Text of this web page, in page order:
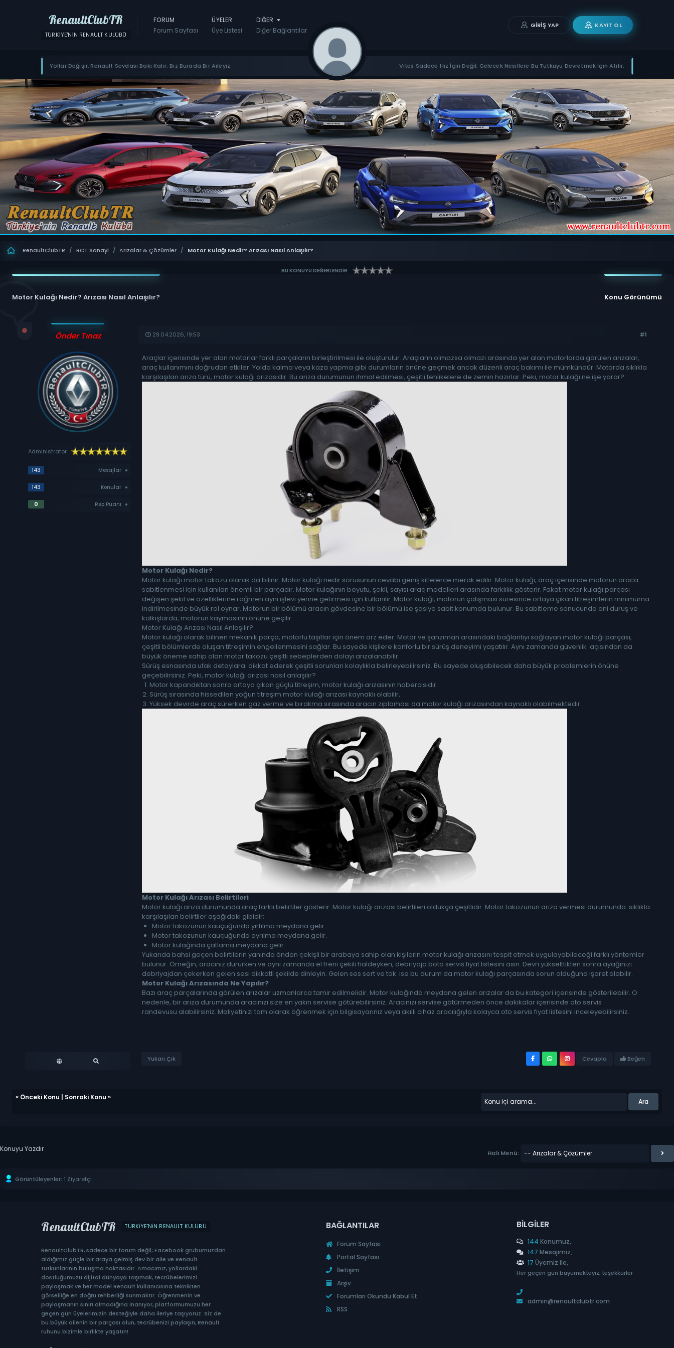
RenaultClubTR
TÜRKIYE'NIN RENAULT KULÜBÜ
FORUM
Forum Sayfası
ÜYELER
Üye Listesi
DIĞER
Diğer Bağlantılar
GIRIŞ YAP KAYIT OL
Yollar Değişir, Renault Sevdası Baki Kalır; Biz Burada Bir Aileyiz. Vites Sadece Hız İçin Değil, Gelecek Nesillere Bu Tutkuyu Devretmek İçin Atılır.
RenaultClubTR / RCT Sanayi / Arızalar & Çözümler / Motor Kulağı Nedir? Arızası Nasıl Anlaşılır?
BU KONUYU DEĞERLENDİR
Konu Görünümü
Motor Kulağı Nedir? Arızası Nasıl Anlaşılır?
Önder Tınaz
Administrator
143 Mesajlar
143 Konular
0 Rep Puanı
29.04.2026, 19:53 #1
Araçlar içerisinde yer alan motorlar farklı parçaların birleştirilmesi ile oluşturulur. Araçların olmazsa olmazı arasında yer alan motorlarda görülen arızalar,
araç kullanımını doğrudan etkiler. Yolda kalma veya kaza yapma gibi durumların önüne geçmek ancak düzenli araç bakımı ile mümkündür. Motorda sıklıkla
karşılaşılan arıza türü, motor kulağı arızasıdır. Bu arıza durumunun ihmal edilmesi, çeşitli tehlikelere de zemin hazırlar. Peki, motor kulağı ne işe yarar?
Motor Kulağı Nedir?
Motor kulağı motor takozu olarak da bilinir. Motor kulağı nedir sorusunun cevabı geniş kitlelerce merak edilir. Motor kulağı, araç içerisinde motorun araca
sabitlenmesi için kullanılan önemli bir parçadır. Motor kulağının boyutu, şekli, sayısı araç modelleri arasında farklılık gösterir. Fakat motor kulağı parçası
değişen şekil ve özelliklerine rağmen aynı işlevi yerine getirmesi için kullanılır. Motor kulağı, motorun çalışması süresince ortaya çıkan titreşimlerin minimuma
indirilmesinde büyük rol oynar. Motorun bir bölümü aracın gövdesine bir bölümü ise şasiye sabit konumda bulunur. Bu sabitleme sonucunda ani duruş ve
kalkışlarda, motorun kaymasının önüne geçilir.
Motor Kulağı Arızası Nasıl Anlaşılır?
Motor kulağı olarak bilinen mekanik parça, motorlu taşıtlar için önem arz eder. Motor ve şanzıman arasındaki bağlantıyı sağlayan motor kulağı parçası,
çeşitli bölümlerde oluşan titreşimin engellenmesini sağlar. Bu sayede kişilere konforlu bir sürüş deneyimi yaşatılır. Aynı zamanda güvenlik açısından da
büyük öneme sahip olan motor takozu çeşitli sebeplerden dolayı arızalanabilir.
Sürüş esnasında ufak detaylara dikkat ederek çeşitli sorunları kolaylıkla belirleyebilirsiniz. Bu sayede oluşabilecek daha büyük problemlerin önüne
geçebilirsiniz. Peki, motor kulağı arızası nasıl anlaşılır?
Motor kapandıktan sonra ortaya çıkan güçlü titreşim, motor kulağı arızasının habercisidir.
Sürüş sırasında hissedilen yoğun titreşim motor kulağı arızası kaynaklı olabilir,
Yüksek devirde araç sürerken gaz verme ve bırakma sırasında aracın zıplaması da motor kulağı arızasından kaynaklı olabilmektedir.
Motor Kulağı Arızası Belirtileri
Motor kulağı arıza durumunda araç farklı belirtiler gösterir. Motor kulağı arızası belirtileri oldukça çeşitlidir. Motor takozunun arıza vermesi durumunda sıklıkla
karşılaşılan belirtiler aşağıdaki gibidir;
Motor takozunun kauçuğunda yırtılma meydana gelir.
Motor takozunun kauçuğunda ayrılma meydana gelir.
Motor kulağında çatlama meydana gelir.
Yukarıda bahsi geçen belirtilerin yanında önden çekişli bir arabaya sahip olan kişilerin motor kulağı arızasını tespit etmek uygulayabileceği farklı yöntemler
bulunur. Örneğin, aracınız dururken ve aynı zamanda el freni çekili haldeyken, debriyaja boto servis fiyat listesini asın. Devri yükselttikten sonra ayağınızı
debriyajdan çekerken gelen sesi dikkatli şekilde dinleyin. Gelen ses sert ve tok ise bu durum da motor kulağı parçasında sorun olduğuna işaret olabilir.
Motor Kulağı Arızasında Ne Yapılır?
Bazı araç parçalarında görülen arızalar uzmanlarca tamir edilmelidir. Motor kulağında meydana gelen arızalar da bu kategori içerisinde gösterilebilir. O
nedenle, bir arıza durumunda aracınızı size en yakın servise götürebilirsiniz. Aracınızı servise götürmeden önce dakikalar içerisinde oto servis
randevusu alabilirsiniz. Maliyetinizi tam olarak öğrenmek için bilgisayarınız veya akıllı cihaz aracılığıyla kolayca oto servis fiyat listesini inceleyebilirsiniz.
Yukarı Çık Cevapla Beğen
« Önceki Konu Sonraki Konu »
Konuyu Yazdır
Hızlı Menü:
Görüntüleyenler: 1 Ziyaretçi
RenaultClubTR TÜRKIYE'NIN RENAULT KULÜBÜ
RenaultClubTR, sadece bir forum değil; Facebook grubumuzdan
aldığımız güçle bir araya gelmiş dev bir aile ve Renault
tutkunlarının buluşma noktasıdır. Amacımız, yollardaki
dostluğumuzu dijital dünyaya taşımak, tecrübelerimizi
paylaşmak ve her model Renault kullanıcısına teknikten
görselliğe en doğru rehberliği sunmaktır. Öğrenmenin ve
paylaşmanın sınırı olmadığına inanıyor, platformumuzu her
geçen gün üyelerimizin desteğiyle daha ileriye taşıyoruz. Siz de
bu büyük ailenin bir parçası olun, tecrübenizi paylaşın, Renault
ruhunu bizimle birlikte yaşatın!
BAĞLANTILAR
Forum Sayfası
Portal Sayfası
İletişim
Arşiv
Forumları Okundu Kabul Et
RSS
BILGILER
144 Konumuz,
147 Mesajımız,
17 Üyemiz ile,
Her geçen gün büyümekteyiz, teşekkürler
admin@renaultclubtr.com